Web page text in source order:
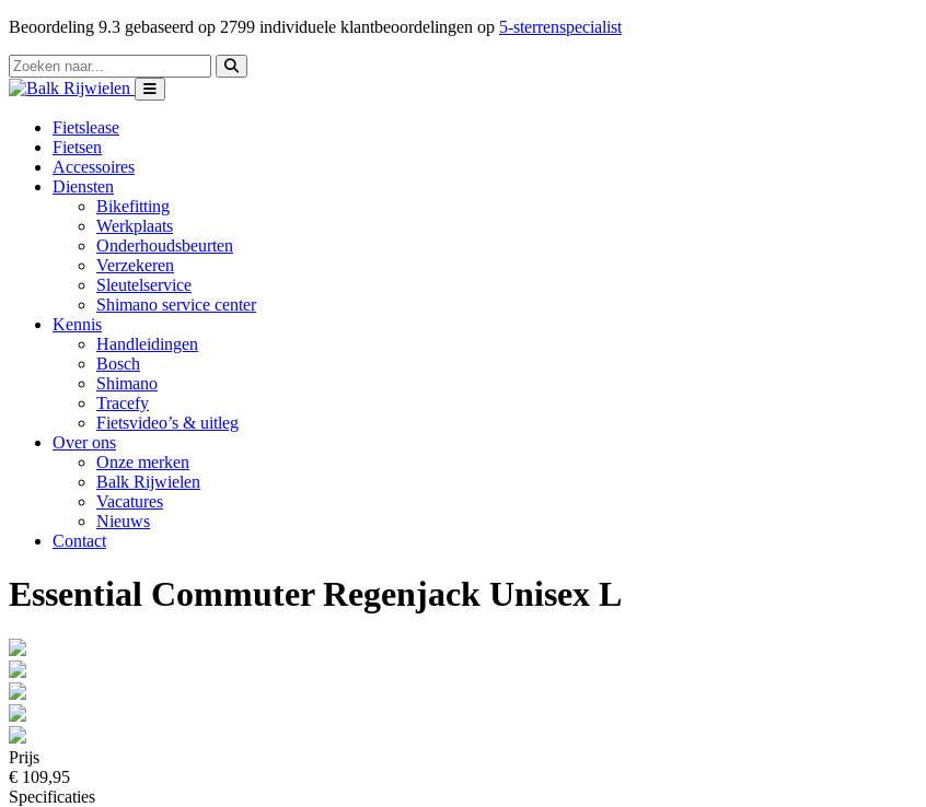
Beoordeling 9.3 gebaseerd op 2799 individuele klantbeoordelingen op 5-sterrenspecialist
Fietslease
Fietsen
Accessoires
Diensten
Bikefitting
Werkplaats
Onderhoudsbeurten
Verzekeren
Sleutelservice
Shimano service center
Kennis
Handleidingen
Bosch
Shimano
Tracefy
Fietsvideo’s & uitleg
Over ons
Onze merken
Balk Rijwielen
Vacatures
Nieuws
Contact
Essential Commuter Regenjack Unisex L
Prijs
€ 109,95
Specificaties